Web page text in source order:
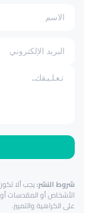
شروط النشر:يجب ألا
الأشخاص أو المقدسات أو
على الكراهية والتمييز.